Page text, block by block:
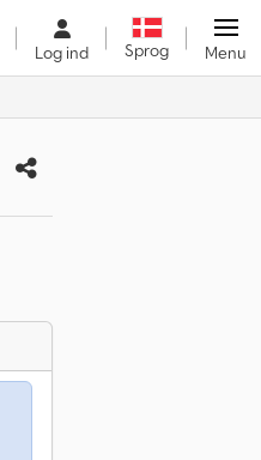
Log ind Sprog Menu